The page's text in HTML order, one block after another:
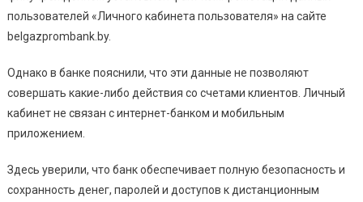
пользователей «Личного кабинета пользователя» на сайте
belgazprombank.by.
Однако в банке пояснили, что эти данные не позволяют
совершать какие-либо действия со счетами клиентов. Личный
кабинет не связан с интернет-банком и мобильным
приложением.
Здесь уверили, что банк обеспечивает полную безопасность и
сохранность денег, паролей и доступов к дистанционным